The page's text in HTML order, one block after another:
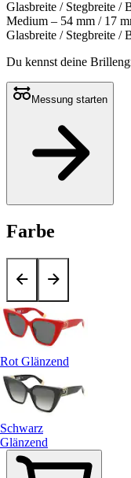
Glasbreite / Stegbreite /
Medium – 54 mm / 17
Glasbreite / Stegbreite /
Du kennst deine
Messung starten
Farbe
Rot Glänzend
Schwarz
Glänzend